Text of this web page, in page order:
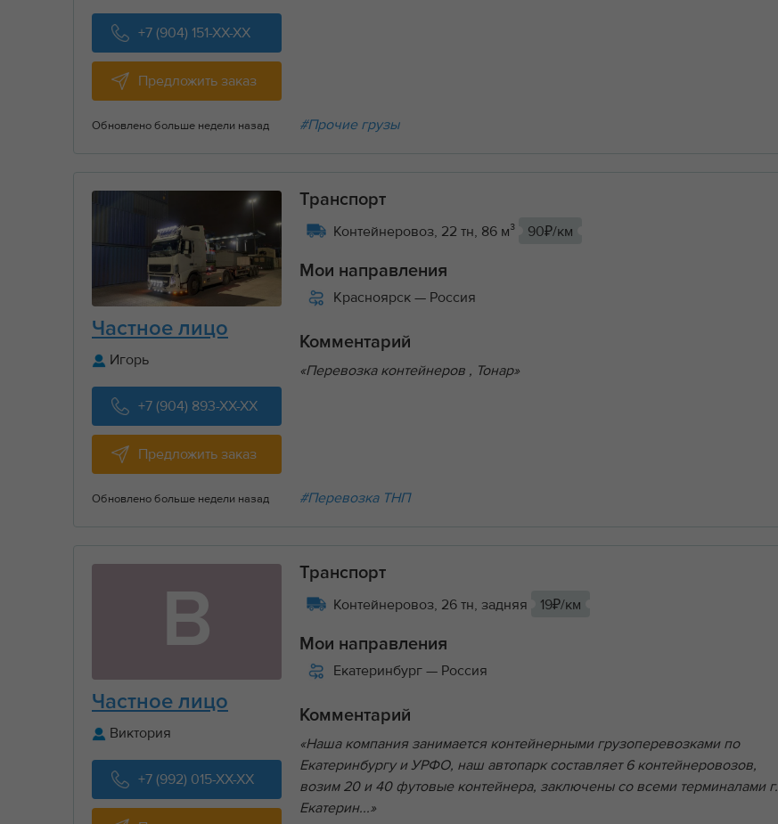
+7 (904) 151-XX-XX
Предложить заказ
Обновлено больше недели назад #Прочие грузы
Частное лицо
Игорь
+7 (904) 893-XX-XX
Предложить заказ
Обновлено больше недели назад
Транспорт
Контейнеровоз, 22 тн, 86 м³
90₽/км
Мои направления
Красноярск— Россия
Комментарий
«Перевозка контейнеров , Тонар»
#Перевозка ТНП
В
Частное лицо
Виктория
+7 (992) 015-XX-XX
Транспорт
Контейнеровоз, 26 тн, задняя
19₽/км
Мои направления
Екатеринбург— Россия
Комментарий
«Наша компания занимается контейнерными грузоперевозками по
Екатеринбургу и УРФО, наш автопарк составляет 6 контейнеровозов,
возим 20 и 40 футовые контейнера, заключены со всеми терминалами г.
Екатерин...»